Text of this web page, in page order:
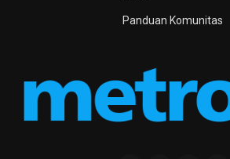
Panduan Komunitas